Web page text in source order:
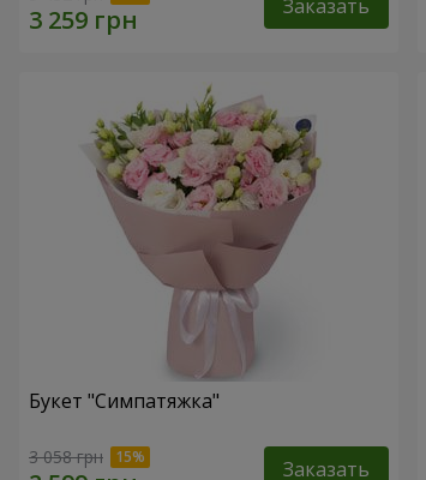
Заказать
Букет "Симпатяжка"
3 058 грн Заказать